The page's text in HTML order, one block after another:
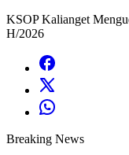
KSOP Kalianget
H/2026
Breaking News